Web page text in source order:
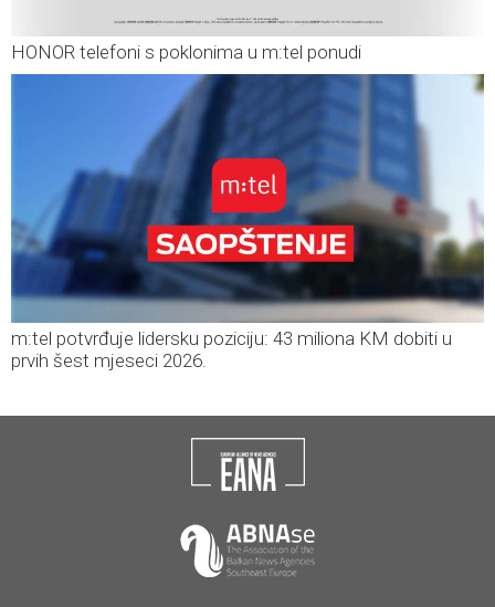
HONOR telefoni s poklonima u m:tel ponudi
m:tel potvrđuje lidersku poziciju: 43 miliona KM dobiti u
prvih šest mjeseci 2026.